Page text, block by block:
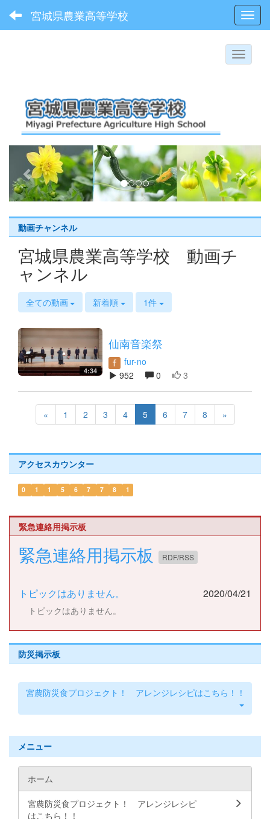
宮城県農業高等学校
p
r
e
v
i
o
u
s
n
e
x
t
動画チャンネル
宮城県農業高等学校 動画チ
ャンネル
全ての動画 新着順 1件
4:34
仙南音楽祭
fur-no
952
0 3
« 1 2 3 4 5 6 7 8 »
アクセスカウンター
0 1 1 5 6 7 7 8 1
緊急連絡用掲示板
緊急連絡用掲示板 RDF/RSS
トピックはありません。 2020/04/21
トピックはありません。
防災掲示板
宮農防災食プロジェクト！ アレンジレシピはこちら！！
メニュー
ホーム
宮農防災食プロジェクト！ アレンジレシピ
はこちら！！